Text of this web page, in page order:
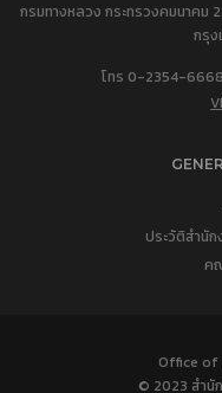
กรมทางหลวง กระทรวงคมนาคม
กรุง
โทร 0-2354-
ประวัติสำนั
ค
Office of
© 2023 สำนั